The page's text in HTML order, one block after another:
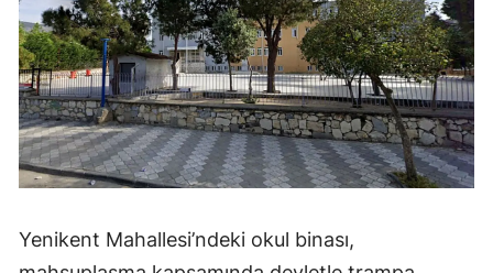
Yenikent Mahallesi’ndeki okul binası,